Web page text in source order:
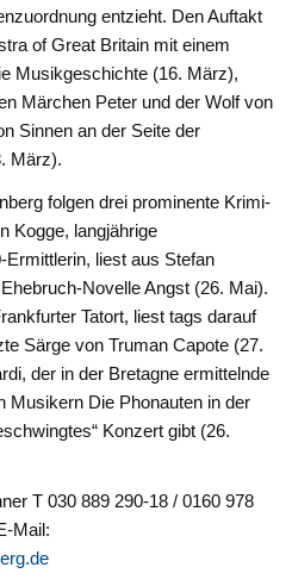
entzieht. Den Auftakt
of Great Britain mit einem
Musikgeschichte (16. März),
Märchen Peter und der Wolf von
Sinnen an der Seite der
März).
folgen drei prominente Krimi-
Kogge, langjährige
Ermittlerin, liest aus Stefan
Novelle Angst (26. Mai).
Tatort, liest tags darauf
Särge von Truman Capote (27.
der in der Bretagne ermittelnde
Musikern Die Phonauten in der
Konzert gibt (26.
T 030 889 290-18 / 0160 978